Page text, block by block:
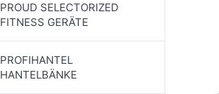
PROUD SELECTORIZED
FITNESS GERÄTE
PROFIHANTEL
HANTELBÄNKE